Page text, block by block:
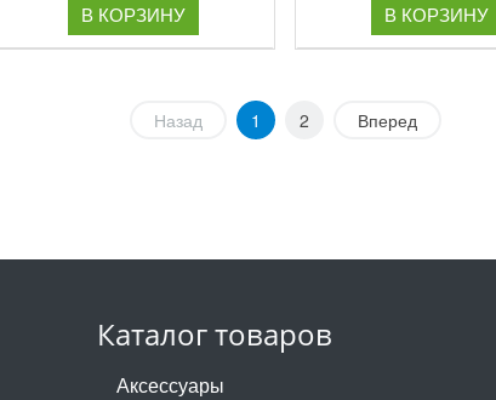
В КОРЗИНУ В КОРЗИНУ
Назад 1 2 Вперед
Каталог товаров
Аксессуары